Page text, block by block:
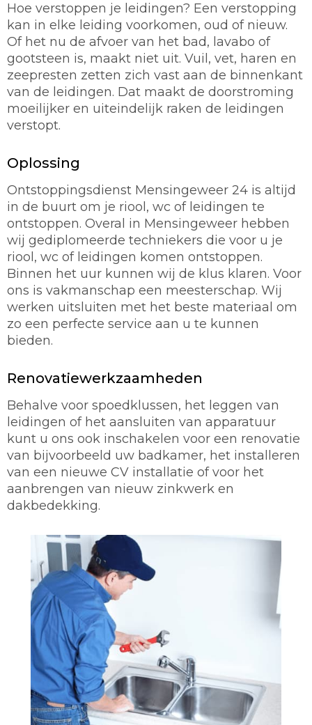
Hoe verstoppen je leidingen? Een verstopping
kan in elke leiding voorkomen, oud of nieuw.
Of het nu de afvoer van het bad, lavabo of
gootsteen is, maakt niet uit. Vuil, vet, haren en
zeepresten zetten zich vast aan de binnenkant
van de leidingen. Dat maakt de doorstroming
moeilijker en uiteindelijk raken de leidingen
verstopt.
Oplossing
Ontstoppingsdienst Mensingeweer 24 is altijd
in de buurt om je riool, wc of leidingen te
ontstoppen. Overal in Mensingeweer hebben
wij gediplomeerde techniekers die voor u je
riool, wc of leidingen komen ontstoppen.
Binnen het uur kunnen wij de klus klaren. Voor
ons is vakmanschap een meesterschap. Wij
werken uitsluiten met het beste materiaal om
zo een perfecte service aan u te kunnen
bieden.
Renovatiewerkzaamheden
Behalve voor spoedklussen, het leggen van
leidingen of het aansluiten van apparatuur
kunt u ons ook inschakelen voor een renovatie
van bijvoorbeeld uw badkamer, het installeren
van een nieuwe CV installatie of voor het
aanbrengen van nieuw zinkwerk en
dakbedekking.